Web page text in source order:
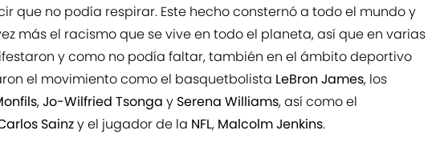
que no podía respirar. Este hecho consternó a todo el mundo y
más el racismo que se vive en todo el planeta, así que en varias
y como no podía faltar, también en el ámbito deportivo
el movimiento como el basquetbolista LeBron James, los
,Jo-Wilfried Tsonga y Serena Williams, así como el
Sainzy el jugador de la NFL, Malcolm Jenkins.